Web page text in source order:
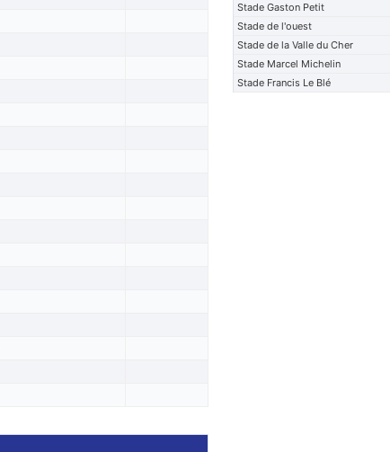
Stade Gaston Petit
Stade de l'ouest
Stade de la Valle du Cher
Stade Marcel Michelin
Stade Francis Le Blé